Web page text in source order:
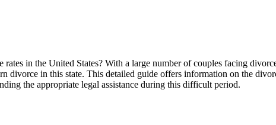
rates in the United States? With a large number of couples facing
divorce in this state. This detailed guide offers information on the
the appropriate legal assistance during this difficult period.